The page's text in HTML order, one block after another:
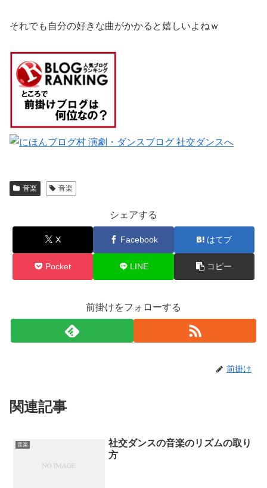
それでも自分の好きな曲がかかると嬉しいよねｗ
音楽 音楽
シェアする
X Facebook はてブ
Pocket LINE コピー
前掛けをフォローする
前掛け
関連記事
音楽
社交ダンスの音楽のリズムの取り
方